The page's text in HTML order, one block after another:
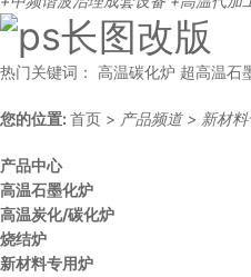
热门关键词： 高温碳化炉 超高温石
您的位置:首页 > 产品频道 > 新材
产品中心
高温石墨化炉
高温炭化/碳化炉
烧结炉
新材料专用炉